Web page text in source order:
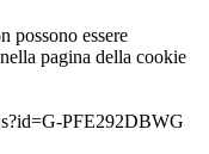
possono essere
pagina della cookie
PFE292DBWG